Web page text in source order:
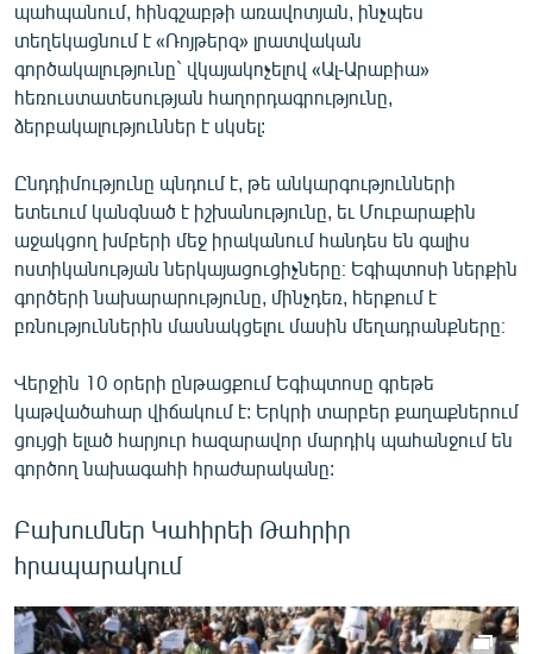
պահպանում, հինգշաբթի առավոտյան, ինչպես
տեղեկացնում է «Ռոյթերզ» լրատվական
գործակալությունը` վկայակոչելով «Ալ-Արաբիա»
հեռուստատեսության հաղորդագրությունը,
ձերբակալություններ է սկսել:
Ընդդիմությունը պնդում է, թե անկարգությունների
ետեւում կանգնած է իշխանությունը, եւ Մուբարաքին
աջակցող խմբերի մեջ իրականում հանդես են գալիս
ոստիկանության ներկայացուցիչները։ Եգիպտոսի ներքին
գործերի նախարարությունը, մինչդեռ, հերքում է
բռնություններին մասնակցելու մասին մեղադրանքները։
Վերջին 10 օրերի ընթացքում Եգիպտոսը գրեթե
կաթվածահար վիճակում է: Երկրի տարբեր քաղաքներում
ցույցի ելած հարյուր հազարավոր մարդիկ պահանջում են
գործող նախագահի հրաժարականը:
Բախումներ Կահիրեի Թահրիր
հրապարակում